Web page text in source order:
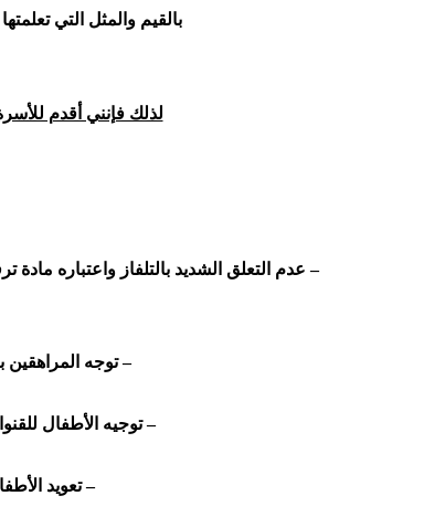
بالقيم والمثل التي
لذلك فإنني أقدم
– عدم التعلق الشديد بالتلفاز واعتباره
– توجه المراهقين
– توجيه الأطفال
– تعويد